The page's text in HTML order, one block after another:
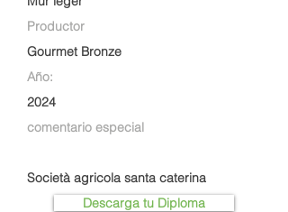
Productor
Gourmet Bronze
Año:
2024
comentario especial
Società agricola santa caterina
Descarga tu Diploma